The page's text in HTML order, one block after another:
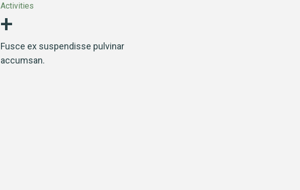
Activities
+
Fusce ex suspendisse pulvinar
accumsan.